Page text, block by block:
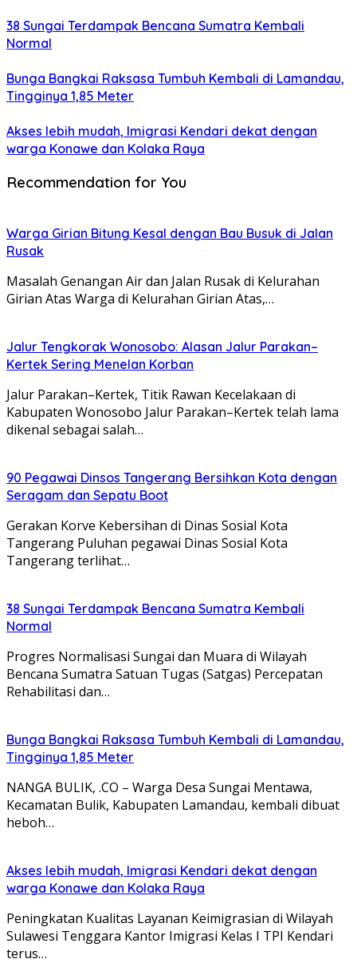
38 Sungai Terdampak Bencana Sumatra Kembali
Normal
Bunga Bangkai Raksasa Tumbuh Kembali di Lamandau,
Tingginya 1,85 Meter
Akses lebih mudah, Imigrasi Kendari dekat dengan
warga Konawe dan Kolaka Raya
Recommendation for You
Warga Girian Bitung Kesal dengan Bau Busuk di Jalan
Rusak
Masalah Genangan Air dan Jalan Rusak di Kelurahan
Girian Atas Warga di Kelurahan Girian Atas,…
Jalur Tengkorak Wonosobo: Alasan Jalur Parakan–
Kertek Sering Menelan Korban
Jalur Parakan–Kertek, Titik Rawan Kecelakaan di
Kabupaten Wonosobo Jalur Parakan–Kertek telah lama
dikenal sebagai salah…
90 Pegawai Dinsos Tangerang Bersihkan Kota dengan
Seragam dan Sepatu Boot
Gerakan Korve Kebersihan di Dinas Sosial Kota
Tangerang Puluhan pegawai Dinas Sosial Kota
Tangerang terlihat…
38 Sungai Terdampak Bencana Sumatra Kembali
Normal
Progres Normalisasi Sungai dan Muara di Wilayah
Bencana Sumatra Satuan Tugas (Satgas) Percepatan
Rehabilitasi dan…
Bunga Bangkai Raksasa Tumbuh Kembali di Lamandau,
Tingginya 1,85 Meter
NANGA BULIK, .CO – Warga Desa Sungai Mentawa,
Kecamatan Bulik, Kabupaten Lamandau, kembali dibuat
heboh…
Akses lebih mudah, Imigrasi Kendari dekat dengan
warga Konawe dan Kolaka Raya
Peningkatan Kualitas Layanan Keimigrasian di Wilayah
Sulawesi Tenggara Kantor Imigrasi Kelas I TPI Kendari
terus…